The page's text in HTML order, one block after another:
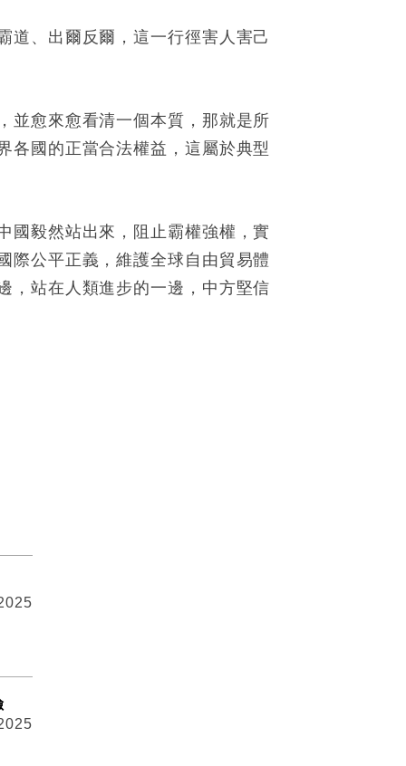
道、出爾反爾，這一行徑害人害己
並愈來愈看清一個本質，那就是所
各國的正當合法權益，這屬於典型
國毅然站出來，阻止霸權強權，實
際公平正義，維護全球自由貿易體
，站在人類進步的一邊，中方堅信